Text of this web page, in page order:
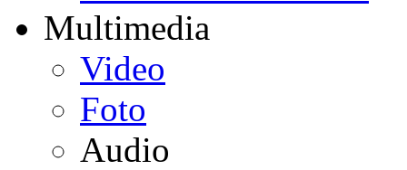
Multimedia
Video
Foto
Audio